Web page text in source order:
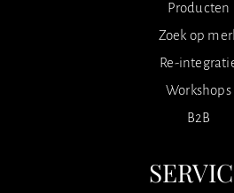
Producten
Zoek op
Re-
Workshops
B2B